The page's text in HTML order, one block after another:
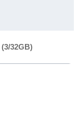
(3/32GB)